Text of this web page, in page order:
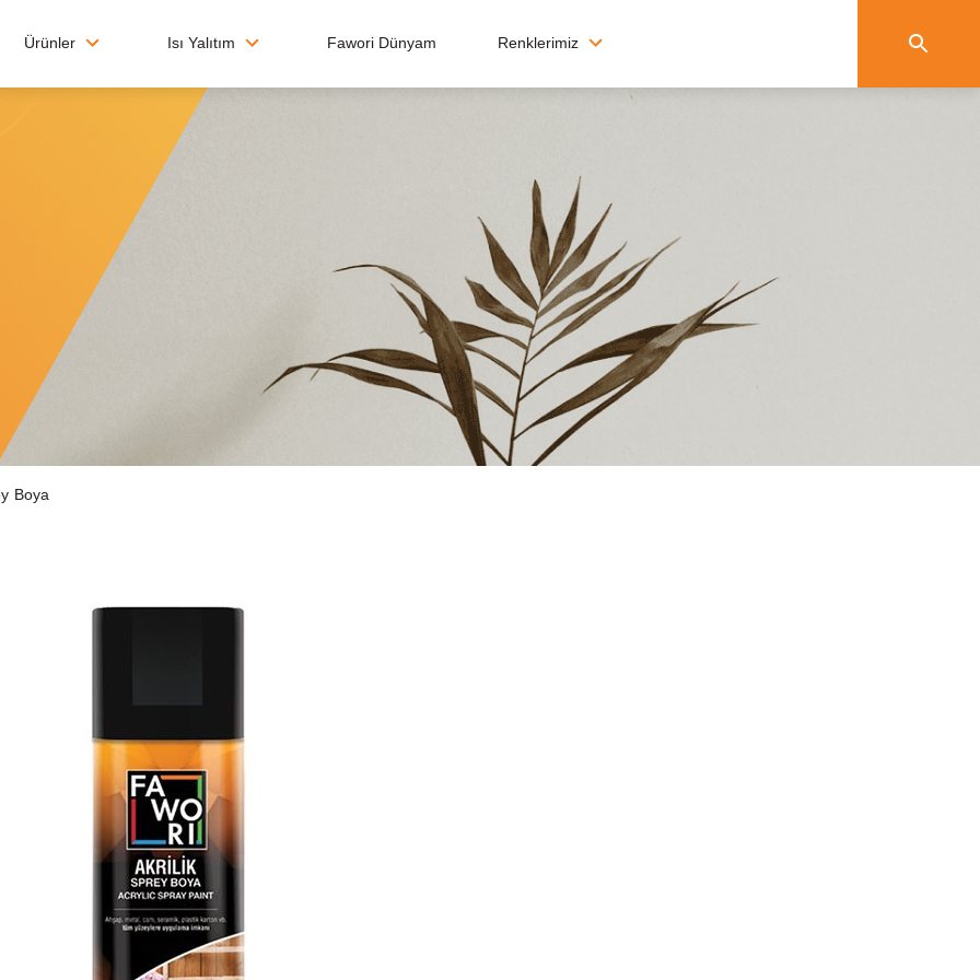
Ürünler Isı Yalıtım Fawori Dünyam Renklerimiz
Boya